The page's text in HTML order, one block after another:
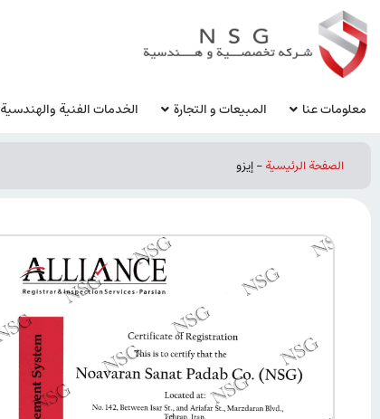
معلومات عنا المبيعات و التجارة الخدمات الفنية والهندسية
الصفحة الرئيسية-إيزو